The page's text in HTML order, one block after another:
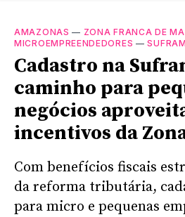
AMAZONAS — ZONA FRANCA DE
MICROEMPREENDEDORES —
Cadastro na
caminho para
negócios
incentivos da
Com benefícios fiscais
da reforma tributária,
para micro e pequenas